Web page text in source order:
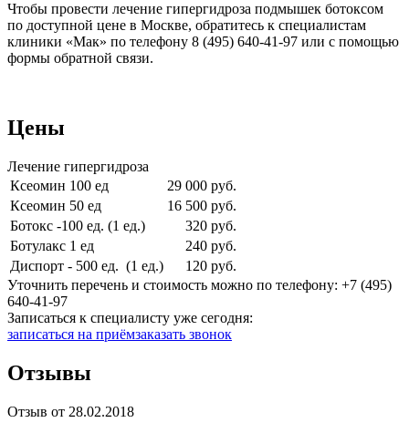
Чтобы провести лечение гипергидроза подмышек ботоксом
по доступной цене в Москве, обратитесь к специалистам
клиники «Мак» по телефону 8 (495) 640-41-97 или с помощью
формы обратной связи.
Цены
Лечение гипергидроза
Ксеомин 100 ед
29 000 руб.
Ксеомин 50 ед
16 500 руб.
Ботокс -100 ед. (1 ед.)
320 руб.
Ботулакс 1 ед
240 руб.
Диспорт - 500 ед. (1 ед.)
120 руб.
Уточнить перечень и стоимость можно по телефону: +7 (495)
640-41-97
Записаться к специалисту уже сегодня:
записаться на приёмзаказать звонок
Отзывы
Отзыв от 28.02.2018